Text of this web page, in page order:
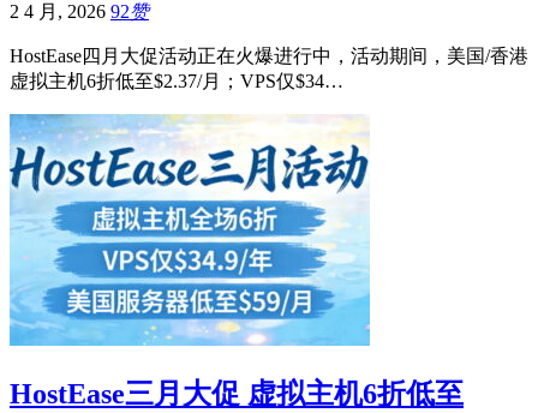
2 4 月, 2026 92赞
HostEase四月大促活动正在火爆进行中，活动期间，美国/香港
虚拟主机6折低至$2.37/月；VPS仅$34…
HostEase三月大促 虚拟主机6折低至